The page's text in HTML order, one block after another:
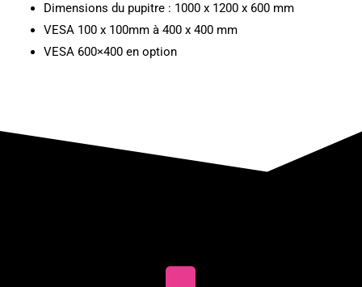
Dimensions du pupitre : 1000 x 1200 x 600 mm
VESA 100 x 100mm à 400 x 400 mm
VESA 600×400 en option